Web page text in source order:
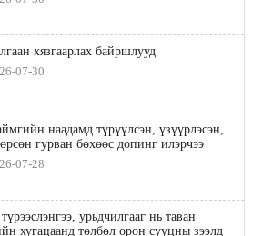
хязгаарлах байршлууд
07-30
наадамд түрүүлсэн, үзүүрлэсэн,
гурван бөхөөс допинг илэрчээ
07-28
урьдчилгааг нь таван
хугацаанд төлбөл орон сууцны зээлд